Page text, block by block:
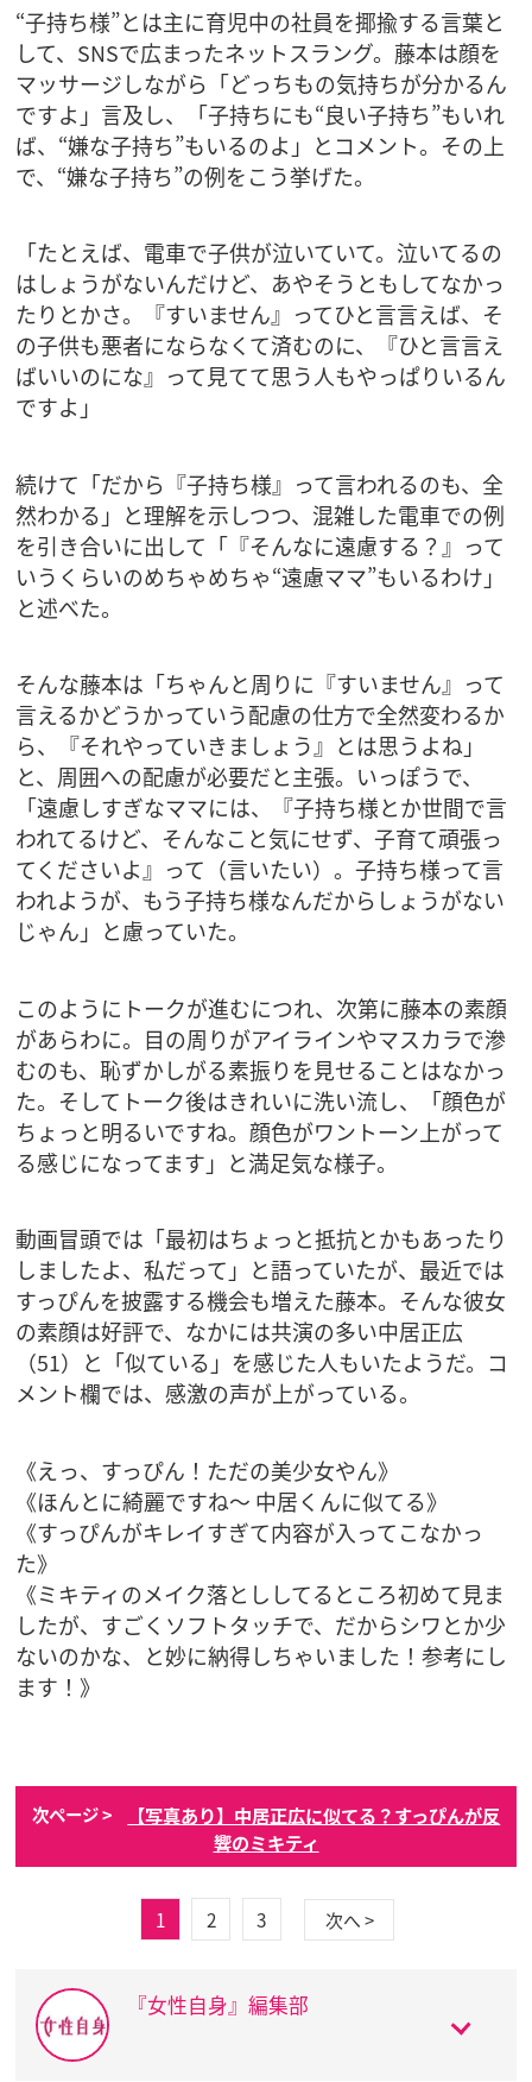
“子持ち様”とは主に育児中の社員を揶揄する言葉と
して、SNSで広まったネットスラング。藤本は顔を
マッサージしながら「どっちもの気持ちが分かるん
ですよ」言及し、「子持ちにも“良い子持ち”もいれ
ば、“嫌な子持ち”もいるのよ」とコメント。その上
で、“嫌な子持ち”の例をこう挙げた。
「たとえば、電車で子供が泣いていて。泣いてるの
はしょうがないんだけど、あやそうともしてなかっ
たりとかさ。『すいません』ってひと言言えば、そ
の子供も悪者にならなくて済むのに、『ひと言言え
ばいいのにな』って見てて思う人もやっぱりいるん
ですよ」
続けて「だから『子持ち様』って言われるのも、全
然わかる」と理解を示しつつ、混雑した電車での例
を引き合いに出して「『そんなに遠慮する？』って
いうくらいのめちゃめちゃ“遠慮ママ”もいるわけ」
と述べた。
そんな藤本は「ちゃんと周りに『すいません』って
言えるかどうかっていう配慮の仕方で全然変わるか
ら、『それやっていきましょう』とは思うよね」
と、周囲への配慮が必要だと主張。いっぽうで、
「遠慮しすぎなママには、『子持ち様とか世間で言
われてるけど、そんなこと気にせず、子育て頑張っ
てくださいよ』って（言いたい）。子持ち様って言
われようが、もう子持ち様なんだからしょうがない
じゃん」と慮っていた。
このようにトークが進むにつれ、次第に藤本の素顔
があらわに。目の周りがアイラインやマスカラで滲
むのも、恥ずかしがる素振りを見せることはなかっ
た。そしてトーク後はきれいに洗い流し、「顔色が
ちょっと明るいですね。顔色がワントーン上がって
る感じになってます」と満足気な様子。
動画冒頭では「最初はちょっと抵抗とかもあったり
しましたよ、私だって」と語っていたが、最近では
すっぴんを披露する機会も増えた藤本。そんな彼女
の素顔は好評で、なかには共演の多い中居正広
（51）と「似ている」を感じた人もいたようだ。コ
メント欄では、感激の声が上がっている。
《えっ、すっぴん！ただの美少女やん》
《ほんとに綺麗ですね～ 中居くんに似てる》
《すっぴんがキレイすぎて内容が入ってこなかっ
た》
《ミキティのメイク落とししてるところ初めて見ま
したが、すごくソフトタッチで、だからシワとか少
ないのかな、と妙に納得しちゃいました！参考にし
ます！》
次ページ >
【写真あり】中居正広に似てる？すっぴんが反
響のミキティ
1 2 3 次へ >
『女性自身』編集部